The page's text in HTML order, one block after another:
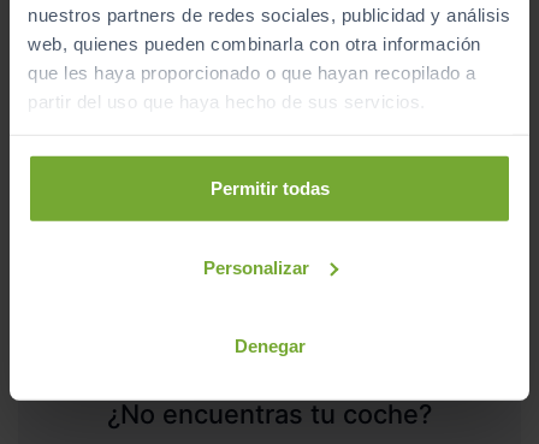
nuestros partners de redes sociales, publicidad y análisis
web, quienes pueden combinarla con otra información
que les haya proporcionado o que hayan recopilado a
partir del uso que haya hecho de sus servicios.
Permitir todas
Personalizar
Denegar
HYUNDAI KONA
1.0 TGDI MAXX
20.000 km
2025
24.990 €
22.490
268
¿No encuentras tu coche?